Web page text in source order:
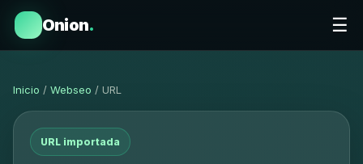
Onion. ☰
Inicio / Webseo / URL
URL importada